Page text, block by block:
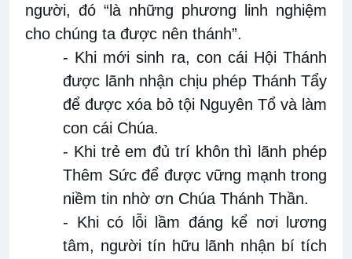
người, đó “là những phương linh nghiệm
cho chúng ta được nên thánh”.
- Khi mới sinh ra, con cái Hội Thánh
được lãnh nhận chịu phép Thánh Tẩy
để được xóa bỏ tội Nguyên Tổ và làm
con cái Chúa.
- Khi trẻ em đủ trí khôn thì lãnh phép
Thêm Sức để được vững mạnh trong
niềm tin nhờ ơn Chúa Thánh Thần.
- Khi có lỗi lầm đáng kể nơi lương
tâm, người tín hữu lãnh nhận bí tích